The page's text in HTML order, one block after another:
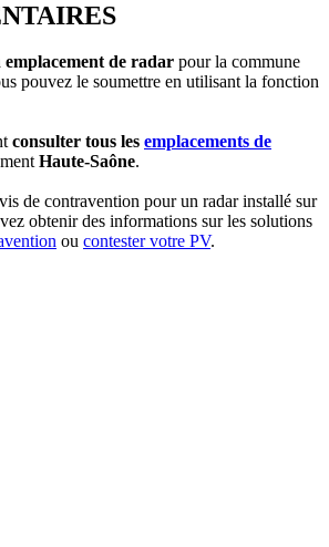
emplacement de radar pour la commune
pouvez le soumettre en utilisant la fonction
consulter tous les emplacements de
Haute-Saône.
de contravention pour un radar installé sur
obtenir des informations sur les solutions
ou contester votre PV.